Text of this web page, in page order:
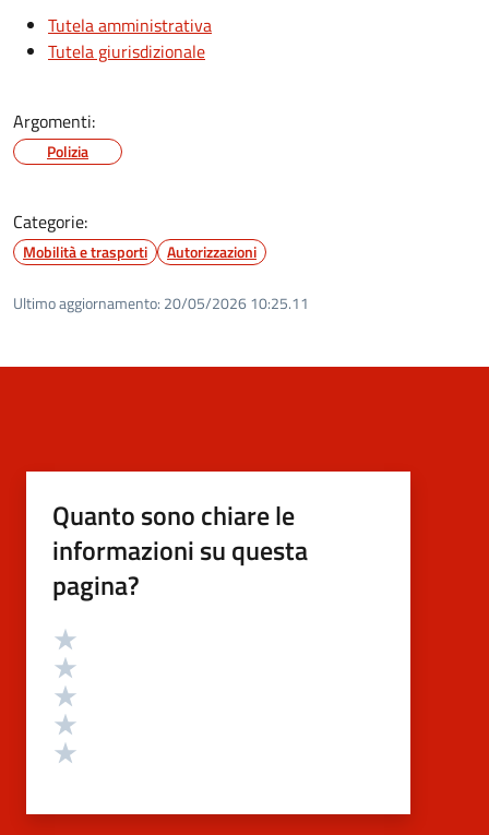
Tutela amministrativa
Tutela giurisdizionale
Argomenti:
Polizia
Categorie:
Mobilità e trasporti Autorizzazioni
Ultimo aggiornamento: 20/05/2026 10:25.11
Quanto sono chiare le
informazioni su questa
pagina?
Valutazione